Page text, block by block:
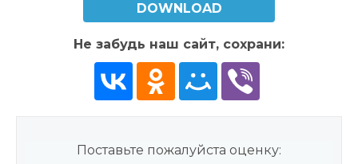
DOWNLOAD
Не забудь наш сайт, сохрани:
Поставьте пожалуйста оценку: